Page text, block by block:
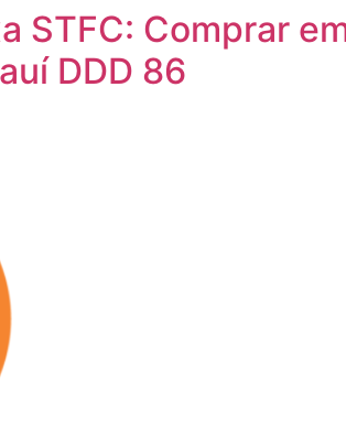
STFC: Comprar
DDD 86